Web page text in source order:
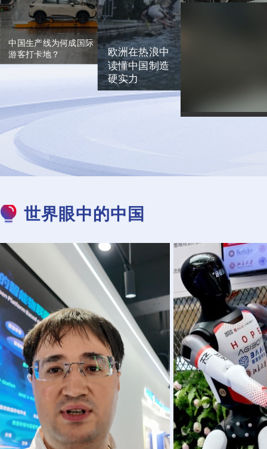
这场盛会藏着中国科技底气
中国生产线为何成国际
游客打卡地？
欧洲在热浪中
读懂中国制造
硬实力
世界眼中的中国
外国专家：温州创新速度令我印象深
刻 新技术在中国大有可为
外专谈中国
引领全球创新 弥合
议中国AI“